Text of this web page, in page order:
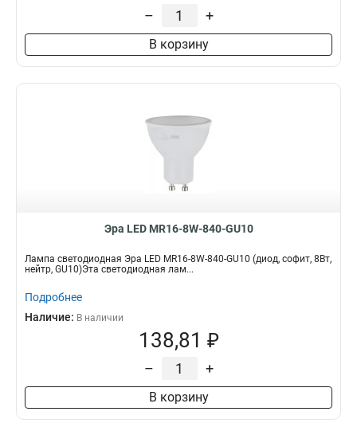
– +
В корзину
Эра LED MR16-8W-840-GU10
Лампа светодиодная Эра LED MR16-8W-840-GU10 (диод, софит, 8Вт,
нейтр, GU10)Эта светодиодная лам...
Подробнее
Наличие: В наличии
138,81 ₽
– +
В корзину